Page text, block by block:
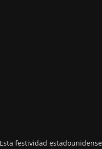
festividad estadounidense